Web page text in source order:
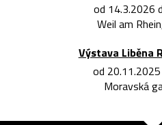
od 14.3.2026
Weil am
Výstava Liběna
od
Moravská